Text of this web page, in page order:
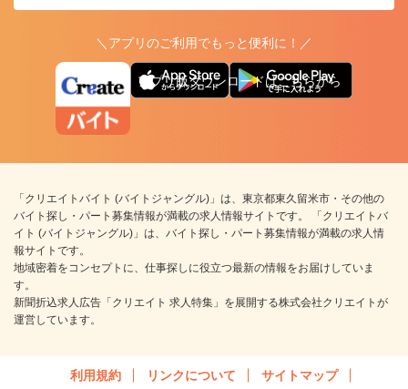
＼アプリのご利用でもっと便利に！／
アプリ版ダウンロードはこちらから
「クリエイトバイト (バイトジャングル)」は、東京都東久留米市・その他の
バイト探し・パート募集情報が満載の求人情報サイトです。 「クリエイトバ
イト (バイトジャングル)」は、バイト探し・パート募集情報が満載の求人情
報サイトです。
地域密着をコンセプトに、仕事探しに役立つ最新の情報をお届けしていま
す。
新聞折込求人広告「クリエイト 求人特集」を展開する株式会社クリエイトが
運営しています。
利用規約 リンクについて サイトマップ